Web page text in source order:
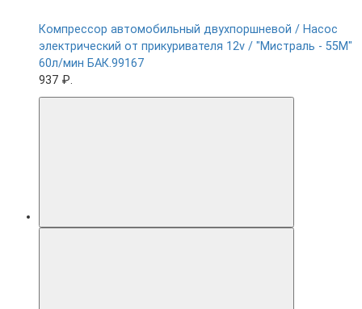
Компрессор автомобильный двухпоршневой / Насос
электрический от прикуривателя 12v / "Мистраль - 55М"
60л/мин БАК.99167
937 ₽.